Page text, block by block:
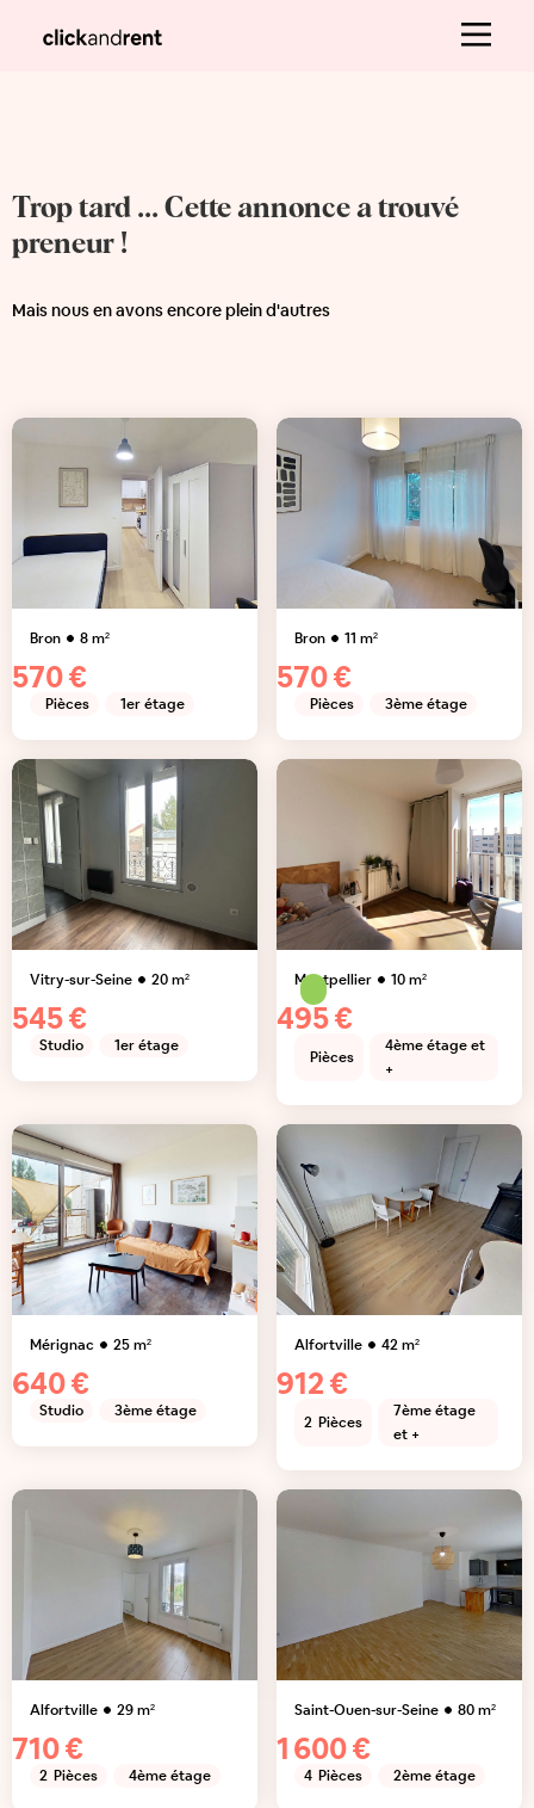
Trop tard ... Cette annonce a trouvé
preneur !
Mais nous en avons encore plein d'autres
Bron 8m²
570 €
Pièces 1er étage
Bron 11 m²
570 €
Pièces 3ème étage
Vitry-sur-Seine 20m²
545 €
Studio 1er étage
Montpellier 10m²
495 €
Pièces
4ème étage et
+
Mérignac 25m²
640 €
Studio 3ème étage
Alfortville 42m²
912 €
2 Pièces
7ème étage
et +
Alfortville 29m²
710 €
2 Pièces 4ème étage
Saint-Ouen-sur-Seine 80m²
1 600 €
4 Pièces 2ème étage